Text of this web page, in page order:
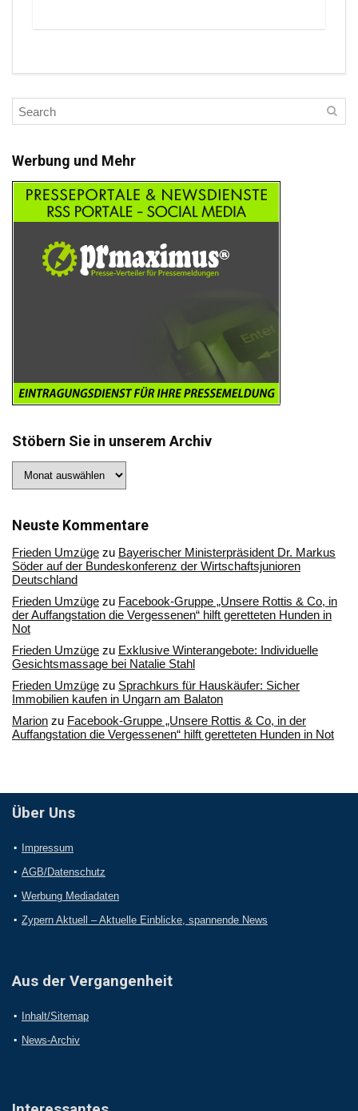
Werbung und Mehr
Stöbern Sie in unserem Archiv
Sie
Archiv
Neuste Kommentare
Frieden Umzüge zu Bayerischer Ministerpräsident Dr. Markus
Söder auf der Bundeskonferenz der Wirtschaftsjunioren
Deutschland
Frieden Umzüge zu Facebook-Gruppe „Unsere Rottis & Co, in
der Auffangstation die Vergessenen“ hilft geretteten Hunden in
Not
Frieden Umzüge zu Exklusive Winterangebote: Individuelle
Gesichtsmassage bei Natalie Stahl
Frieden Umzüge zu Sprachkurs für Hauskäufer: Sicher
Immobilien kaufen in Ungarn am Balaton
Marion zu Facebook-Gruppe „Unsere Rottis & Co, in der
Auffangstation die Vergessenen“ hilft geretteten Hunden in Not
Über Uns
Impressum
AGB/Datenschutz
Werbung Mediadaten
Zypern Aktuell – Aktuelle Einblicke, spannende News
Aus der Vergangenheit
Inhalt/Sitemap
News-Archiv